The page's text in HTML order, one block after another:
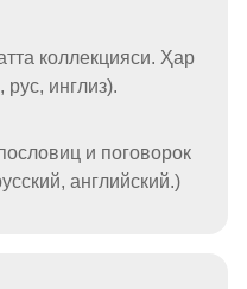
коллекцияси. Ҳар
рус, инглиз).
и поговорок
английский.)